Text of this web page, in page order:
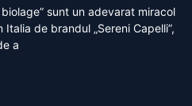
sunt un adevarat miracol
de brandul „Sereni Capelli”,
a